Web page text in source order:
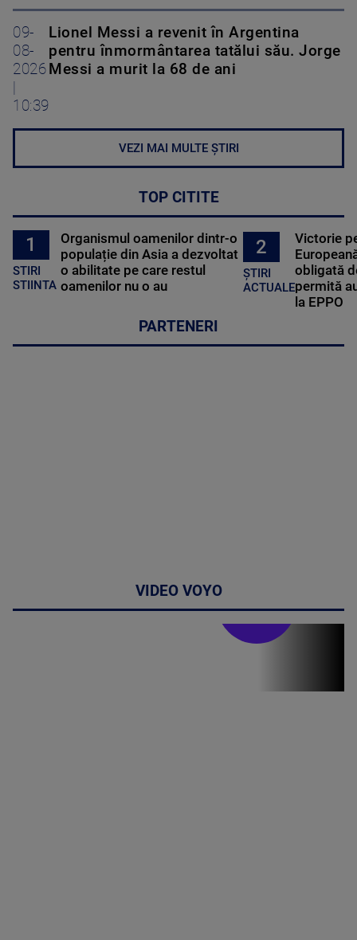
09-
08-
2026
10:39
Lionel Messi a revenit în Argentina
pentru înmormântarea tatălui său. Jorge
Messi a murit la 68 de ani
VEZI MAI MULTE ȘTIRI
TOP CITITE
1
STIRI
STIINTA
Organismul oamenilor dintr-o
populație din Asia a dezvoltat
o abilitate pe care restul
oamenilor nu o au
2
ȘTIRI
ACTUALE
Victorie
obligată
permită
la EPPO
PARTENERI
VIDEO VOYO